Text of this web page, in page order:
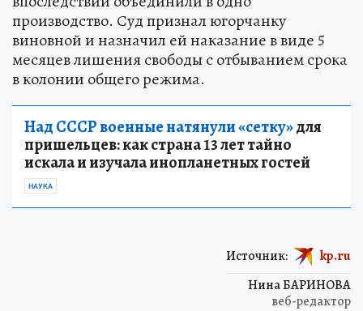
производство. Суд признал югорчанку
виновной и назначил ей наказание в виде 5
месяцев лишения свободы с отбыванием срока
в колонии общего режима.
Над СССР военные натянули «сетку»для
пришельцев: как страна 13 лет тайно
искала и изучала инопланетных гостей
НАУКА
Нина БАРИНОВА
веб-редактор
Источник: kp.ru